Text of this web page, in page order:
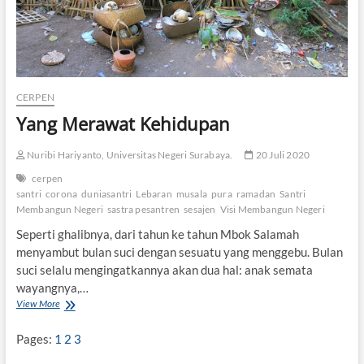
CERPEN
Yang Merawat Kehidupan
Nuribi Hariyanto, Universitas Negeri Surabaya.
20 Juli 2020
cerpen
santri corona duniasantri Lebaran musala pura ramadan Santri
Membangun Negeri sastra pesantren sesajen Visi Membangun Negeri
Seperti ghalibnya, dari tahun ke tahun Mbok Salamah
menyambut bulan suci dengan sesuatu yang menggebu. Bulan
suci selalu mengingatkannya akan dua hal: anak semata
wayangnya,…
View MoreY
g
Pages: 1 2 3